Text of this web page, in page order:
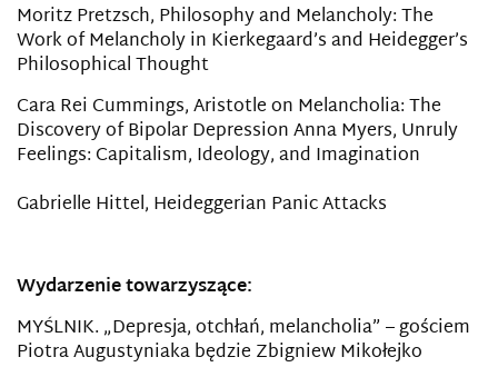
Moritz Pretzsch, Philosophy and Melancholy: The
Work of Melancholy in Kierkegaard’s and Heidegger’s
Philosophical Thought
Cara Rei Cummings, Aristotle on Melancholia: The
Discovery of Bipolar Depression Anna Myers, Unruly
Feelings: Capitalism, Ideology, and Imagination
Gabrielle Hittel, Heideggerian Panic Attacks
Wydarzenie towarzyszące:
MYŚLNIK. „Depresja, otchłań, melancholia” – gościem
Piotra Augustyniaka będzie Zbigniew Mikołejko